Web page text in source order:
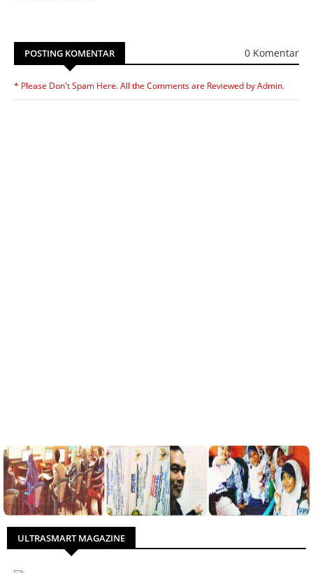
POSTING KOMENTAR 0 Komentar
* Please Don't Spam Here. All the Comments are Reviewed by Admin.
ULTRASMART MAGAZINE